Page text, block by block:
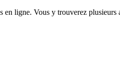
ligne. Vous y trouverez